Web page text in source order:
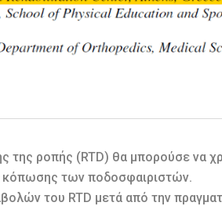
της ροπής (RTD) θα μπορούσε να
κόπωσης των ποδοσφαιριστών.
του RTD μετά από την